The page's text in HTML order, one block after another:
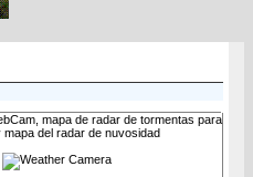
mapa de radar de tormentas para
mapa del radar de nuvosidad